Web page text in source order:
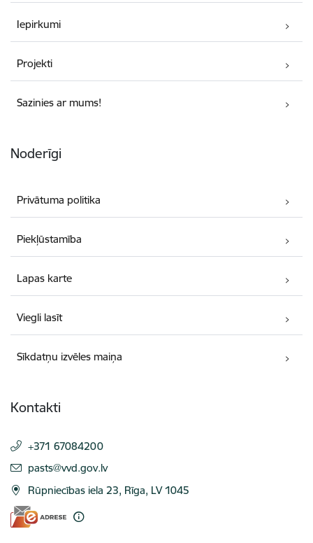
Iepirkumi
Projekti
Sazinies ar mums!
Noderīgi
Privātuma politika
Piekļūstamība
Lapas karte
Viegli lasīt
Sīkdatņu izvēles maiņa
Kontakti
+371 67084200
E-pasts:
pasts@vvd.gov.lv
Rūpniecības iela 23, Rīga, LV 1045